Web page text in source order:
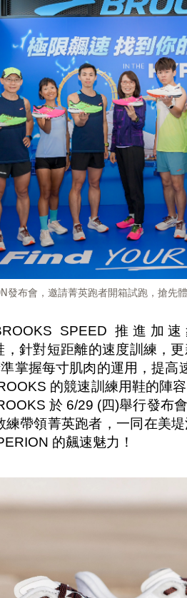
發布會，邀請菁英跑者開箱試跑，搶先
SPEED 推進加
，針對短距離的速度訓練，
掌握每寸肌肉的運用，提高
的競速訓練用鞋的陣
於 6/29 (四)舉行發布
練帶領菁英跑者，一同在美
的飆速魅力！